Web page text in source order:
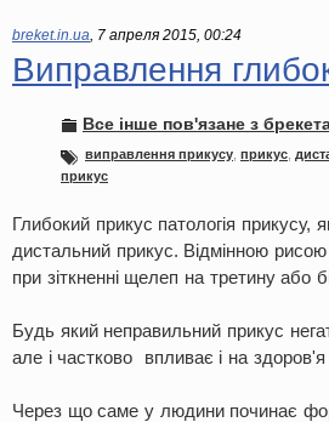
breket.in.ua, 7 апреля 2015, 00:24
Виправлення
Все інше пов'язане з
виправлення прикусу прикус
прикус
Глибокий прикус патологія прикусу,
дистальний прикус. Відмінною
при зіткненні щелеп на третину або
Будь який неправильний прикус
але і частково впливає і на
Через що саме у людини починає